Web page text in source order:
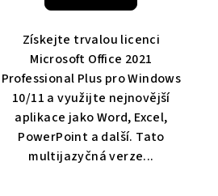
Získejte trvalou licenci
Microsoft Office 2021
Professional Plus pro Windows
10/11 a využijte nejnovější
aplikace jako Word, Excel,
PowerPoint a další. Tato
multijazyčná verze...